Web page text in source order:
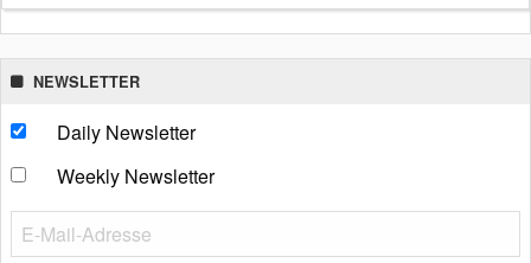
NEWSLETTER
Daily Newsletter
Weekly Newsletter